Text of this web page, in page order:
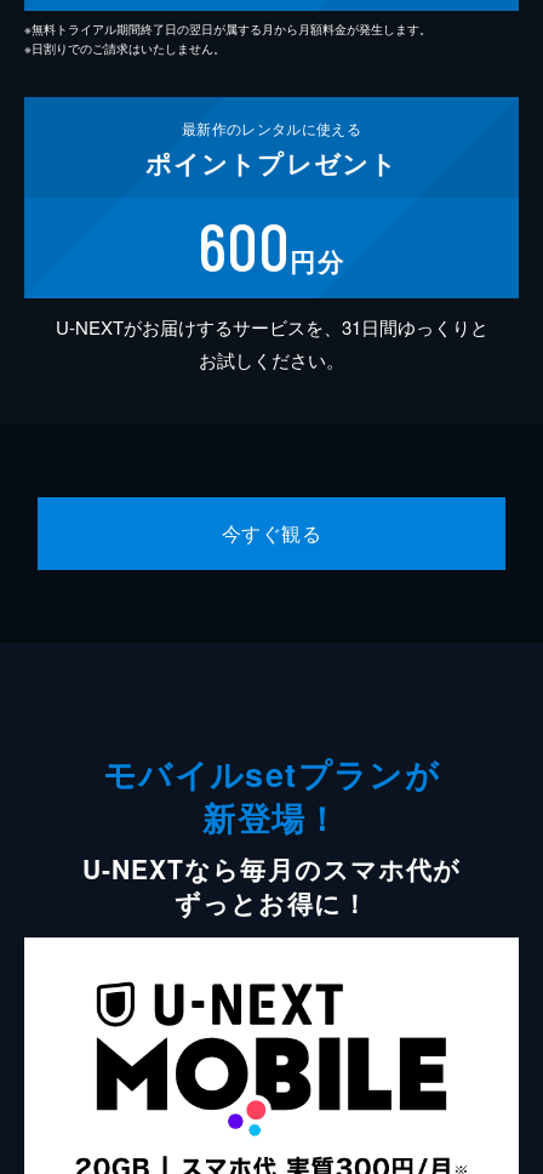
※無料トライアル期間終了日の翌日が属する月から月額料金が発生します。
※日割りでのご請求はいたしません。
最新作のレンタルに使える
ポイント プレゼント
600円分
U-NEXTがお届けするサービスを、31日間ゆっくりと
お試しください。
今すぐ観る
モバイルsetプランが
新登場！
U-NEXTなら毎月のスマホ代が
ずっとお得に！